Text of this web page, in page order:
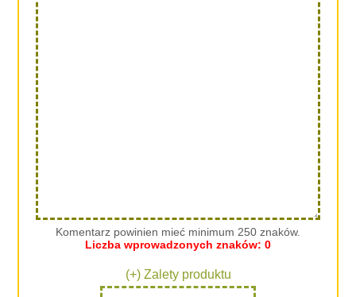
Komentarz powinien mieć minimum 250 znaków.
Liczba wprowadzonych znaków: 0
(+) Zalety produktu